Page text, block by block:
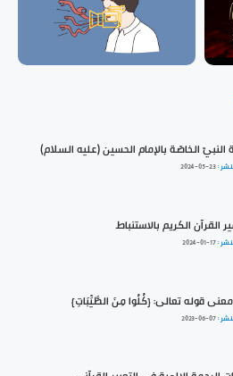
النبيّ الخاصّة بالإمام الحسين (عليه السلام)
:
2024-05-23
القرآن الكريم بالاستنباط
:
2024-01-17
قوله تعالى: {كُلُوا مِنَ الطَّيِّبَاتِ}
:
2023-06-07